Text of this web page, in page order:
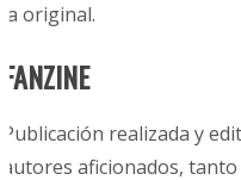
la original.
FANZINE
Publicación realizada y
autores aficionados,